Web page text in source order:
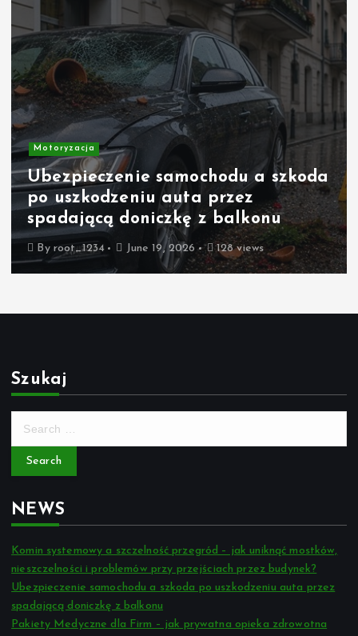
Motoryzacja
Ubezpieczenie samochodu a szkoda
po uszkodzeniu auta przez
spadającą doniczkę z balkonu
By root_1234 June 19, 2026 128 views
Szukaj
r
h
f
o
r
:
NEWS
Komin systemowy a szczelność przegród – jak uniknąć mostków,
nieszczelności i problemów przy przejściach przez budynek?
Ubezpieczenie samochodu a szkoda po uszkodzeniu auta przez
spadającą doniczkę z balkonu
Pakiety Medyczne dla Firm – jak prywatna opieka zdrowotna